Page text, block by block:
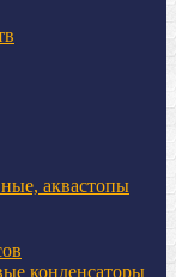
аквастопы
конденсаторы